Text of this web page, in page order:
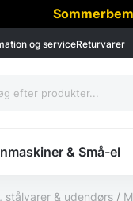
og serviceReturvarer
& Små-el
stålvarer & udendørs /